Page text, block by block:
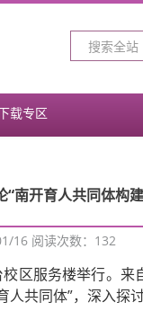
载专区
“南开育人共同体构
16 阅读次数： 132
区服务楼举行。
共同体”，深入探